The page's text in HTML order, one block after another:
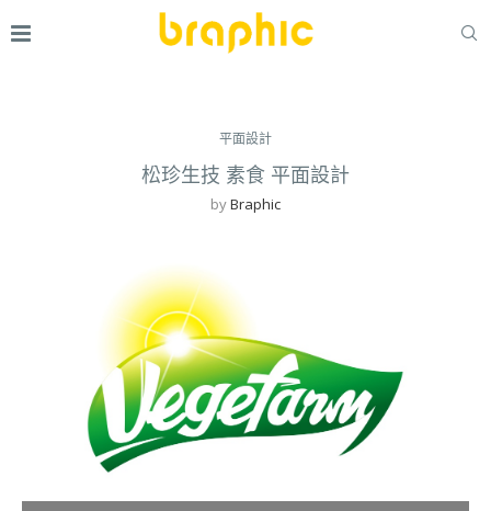
平面設計
松珍生技 素食 平面設計
byBraphic